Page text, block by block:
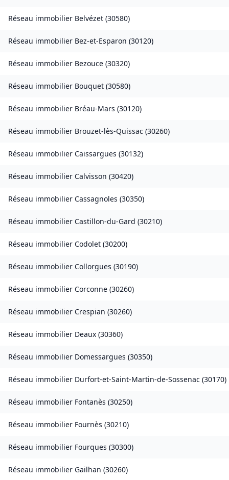
Réseau immobilier Belvézet (30580)
Réseau immobilier Bez-et-Esparon (30120)
Réseau immobilier Bezouce (30320)
Réseau immobilier Bouquet (30580)
Réseau immobilier Bréau-Mars (30120)
Réseau immobilier Brouzet-lès-Quissac (30260)
Réseau immobilier Caissargues (30132)
Réseau immobilier Calvisson (30420)
Réseau immobilier Cassagnoles (30350)
Réseau immobilier Castillon-du-Gard (30210)
Réseau immobilier Codolet (30200)
Réseau immobilier Collorgues (30190)
Réseau immobilier Corconne (30260)
Réseau immobilier Crespian (30260)
Réseau immobilier Deaux (30360)
Réseau immobilier Domessargues (30350)
Réseau immobilier Durfort-et-Saint-Martin-de-Sossenac (30170)
Réseau immobilier Fontanès (30250)
Réseau immobilier Fournès (30210)
Réseau immobilier Fourques (30300)
Réseau immobilier Gailhan (30260)